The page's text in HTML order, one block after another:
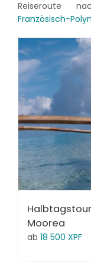
Reiseroute
Französisch-
Moorea
ab 18 500 XPF